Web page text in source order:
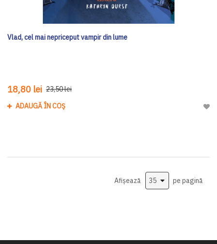
Vlad, cel mai nepriceput vampir din lume
18,80 lei 23,50 lei
ADAUGĂ ÎN COȘ
Afișează pe pagină